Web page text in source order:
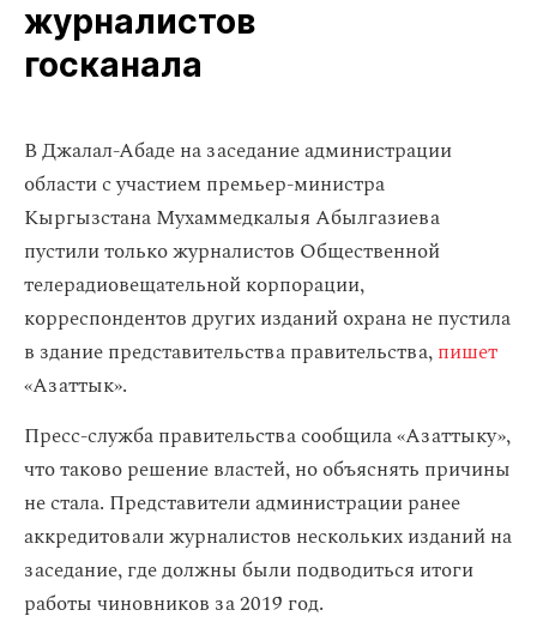
журналистов
госканала
​В Джалал-Абаде на заседание администрации
области с участием премьер-министра
Кыргызстана Мухаммедкалыя Абылгазиева
пустили только журналистов Общественной
телерадиовещательной корпорации,
корреспондентов других изданий охрана не пустила
в здание представительства правительства,пишет
«Азаттык».
Пресс-служба правительства сообщила «Азаттыку»,
что таково решение властей, но объяснять причины
не стала. Представители администрации ранее
аккредитовали журналистов нескольких изданий на
заседание, где должны были подводиться итоги
работы чиновников за 2019 год.